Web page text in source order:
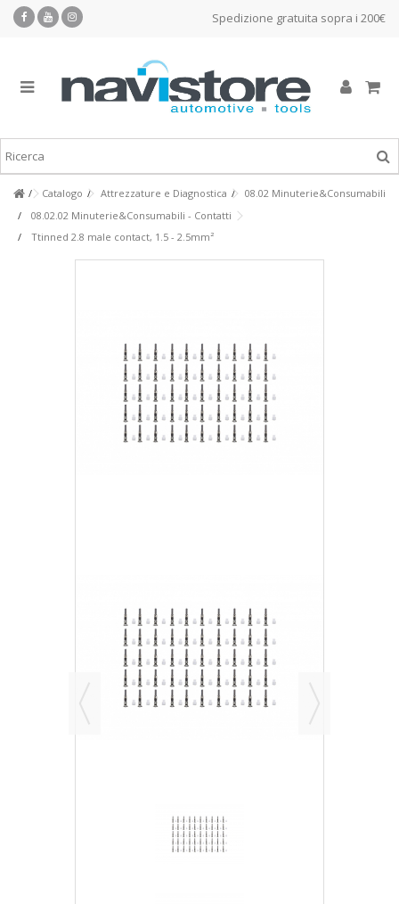
Spedizione gratuita sopra i 200€
Catalogo Attrezzature e Diagnostica
08.02 Minuterie&Consumabili
08.02.02 Minuterie&Consumabili - Contatti
Ttinned 2.8 male contact, 1.5 - 2.5mm²